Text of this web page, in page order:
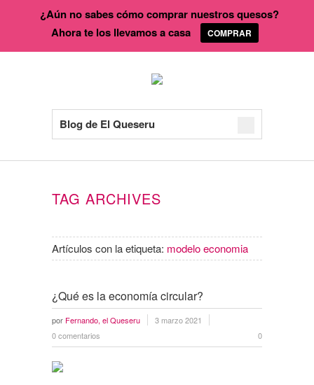
Blog de El Queseru
TAG ARCHIVES
Artículos con la etiqueta: modelo economia
¿Qué es la economía circular?
por Fernando, el Queseru
3 marzo 2021
0 comentarios
0
¿Aún no sabes cómo comprar nuestros quesos?
Ahora te los llevamos a casa
COMPRAR